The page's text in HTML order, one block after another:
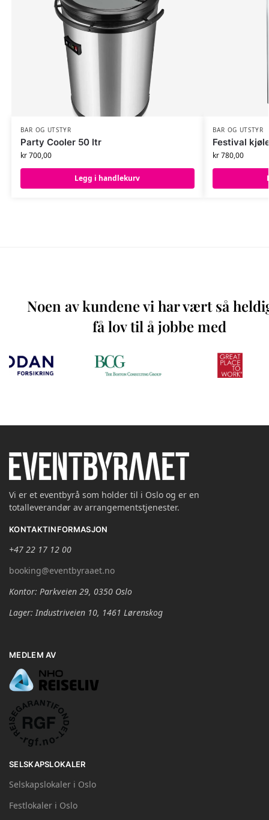
BAR OG UTSTYR
Party Cooler 50 ltr
kr700,00
Legg i handlekurv
BAR OG UTSTYR
Festival
kr780,00
Noen av kundene vi har vært så
få lov til å jobbe med
Vi er et eventbyrå som holder til i Oslo og er en
totalleverandør av arrangementstjenester.
KONTAKTINFORMASJON
+47 22 17 12 00
booking@eventbyraaet.no
Kontor: Parkveien 29, 0350 Oslo
Lager: Industriveien 10, 1461 Lørenskog
MEDLEM AV
SELSKAPSLOKALER
Selskapslokaler i Oslo
Festlokaler i Oslo